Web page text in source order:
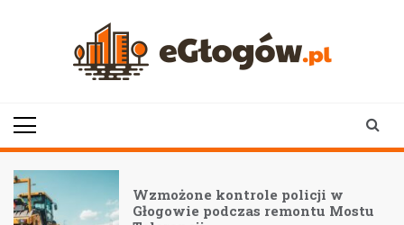
policji w
remontu Mostu
Nowe technologie w
Komputery